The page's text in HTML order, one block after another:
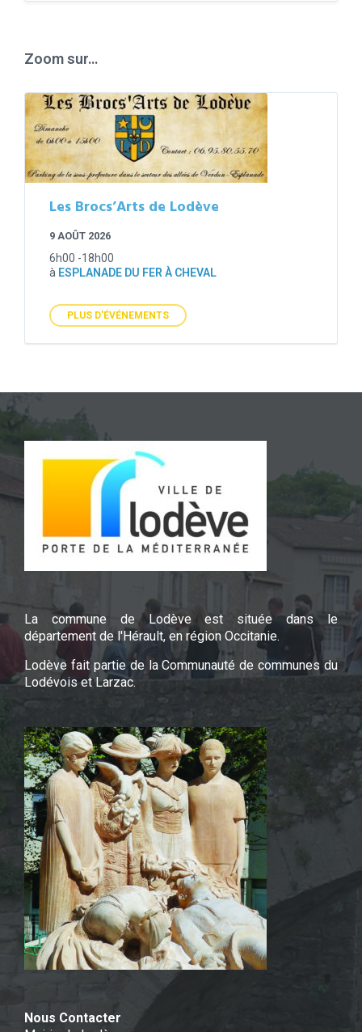
Zoom sur…
Les Brocs’Arts de Lodève
9 AOÛT 2026
6h00 -18h00
à ESPLANADE DU FER À CHEVAL
PLUS D'ÉVÉNEMENTS
La commune de Lodève est située dans le
département de l'Hérault, en région Occitanie.
Lodève fait partie de la Communauté de communes du
Lodévois et Larzac.
Nous Contacter